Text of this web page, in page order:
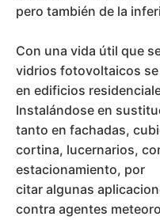
pero también de la
Con una vida útil que
vidrios fotovoltaicos
en edificios
Instalándose en
tanto en fachadas,
cortina, lucernarios,
estacionamiento, por
citar algunas
contra agentes